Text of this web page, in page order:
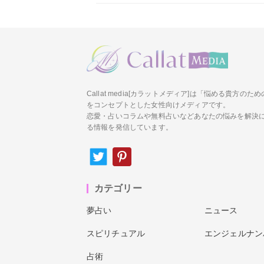
Callat media[カラットメディア]は「悩める貴方のため
をコンセプトとした女性向けメディアです。
恋愛・占いコラムや無料占いなどあなたの悩みを解決
る情報を発信しています。
カテゴリー
夢占い ニュース
スピリチュアル エンジェルナ
占術